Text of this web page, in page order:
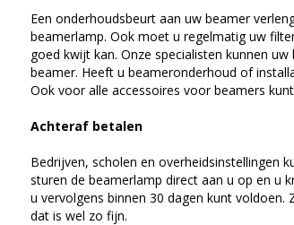
Een onderhoudsbeurt aan uw beamer
beamerlamp. Ook moet u regelmatig uw
goed kwijt kan. Onze specialisten kunnen
beamer. Heeft u beameronderhoud of
Ook voor alle accessoires voor beamers
Achteraf betalen
Bedrijven, scholen en overheidsinstellingen
sturen de beamerlamp direct aan u op en u
u vervolgens binnen 30 dagen kunt
dat is wel zo fijn.